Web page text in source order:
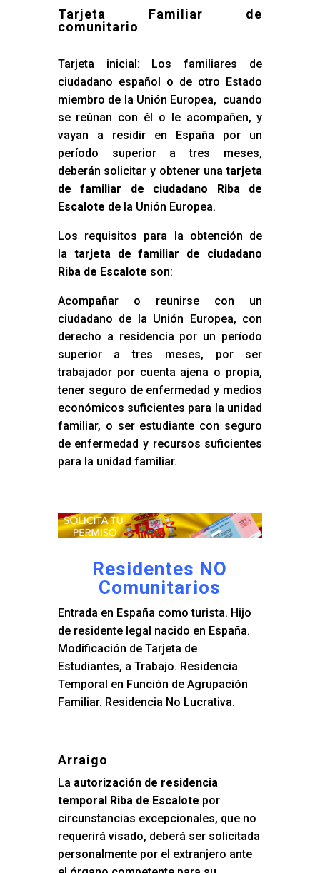
Tarjeta Familiar de
comunitario
Tarjeta inicial: Los familiares de
ciudadano español o de otro Estado
miembro de la Unión Europea, cuando
se reúnan con él o le acompañen, y
vayan a residir en España por un
período superior a tres meses,
deberán solicitar y obtener unatarjeta
de familiar de ciudadano Riba de
Escalote de la Unión Europea.
Los requisitos para la obtención de
la tarjeta de familiar de ciudadano
Riba de Escalote son:
Acompañar o reunirse con un
ciudadano de la Unión Europea, con
derecho a residencia por un período
superior a tres meses, por ser
trabajador por cuenta ajena o propia,
tener seguro de enfermedad y medios
económicos suficientes para la unidad
familiar, o ser estudiante con seguro
de enfermedad y recursos suficientes
para la unidad familiar.
Residentes NO
Comunitarios
Entrada en España como turista. Hijo
de residente legal nacido en España.
Modificación de Tarjeta de
Estudiantes, a Trabajo. Residencia
Temporal en Función de Agrupación
Familiar. Residencia No Lucrativa.
Arraigo
La autorización de residencia
temporal Riba de Escalote por
circunstancias excepcionales, que no
requerirá visado, deberá ser solicitada
personalmente por el extranjero ante